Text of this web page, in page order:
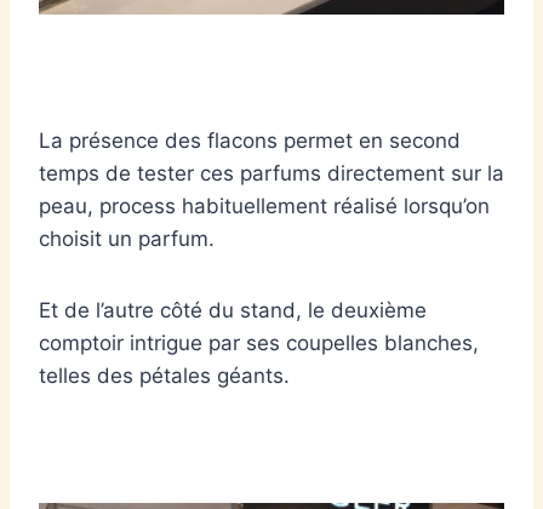
La présence des flacons permet en second
temps de tester ces parfums directement sur la
peau, process habituellement réalisé lorsqu’on
choisit un parfum.
Et de l’autre côté du stand, le deuxième
comptoir intrigue par ses coupelles blanches,
telles des pétales géants.